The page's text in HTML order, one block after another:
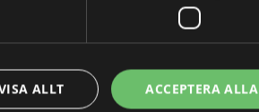
Sändningsuppehåll ACCEPTERA ALLA
ALLT